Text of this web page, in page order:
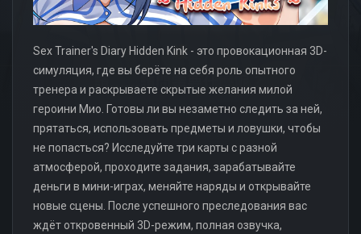
Sex Trainer's Diary Hidden Kink - это провокационная 3D-
симуляция, где вы берёте на себя роль опытного
тренера и раскрываете скрытые желания милой
героини Мио. Готовы ли вы незаметно следить за ней,
прятаться, использовать предметы и ловушки, чтобы
не попасться? Исследуйте три карты с разной
атмосферой, проходите задания, зарабатывайте
деньги в мини-играх, меняйте наряды и открывайте
новые сцены. После успешного преследования вас
ждёт откровенный 3D-режим, полная озвучка,